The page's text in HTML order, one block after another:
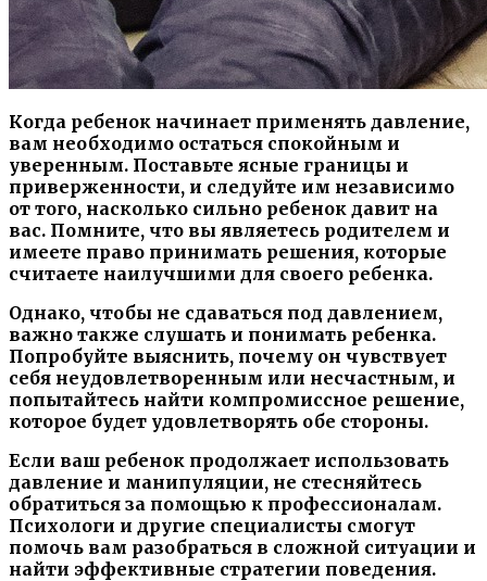
Когда ребенок начинает применять давление,
вам необходимо остаться спокойным и
уверенным. Поставьте ясные границы и
приверженности, и следуйте им независимо
от того, насколько сильно ребенок давит на
вас. Помните, что вы являетесь родителем и
имеете право принимать решения, которые
считаете наилучшими для своего ребенка.
Однако, чтобы не сдаваться под давлением,
важно также слушать и понимать ребенка.
Попробуйте выяснить, почему он чувствует
себя неудовлетворенным или несчастным, и
попытайтесь найти компромиссное решение,
которое будет удовлетворять обе стороны.
Если ваш ребенок продолжает использовать
давление и манипуляции, не стесняйтесь
обратиться за помощью к профессионалам.
Психологи и другие специалисты смогут
помочь вам разобраться в сложной ситуации и
найти эффективные стратегии поведения.